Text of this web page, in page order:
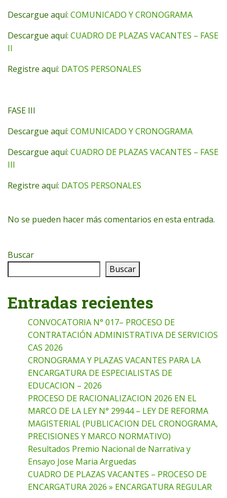
Descargue aquí: COMUNICADO Y CRONOGRAMA
Descargue aquí: CUADRO DE PLAZAS VACANTES – FASE
II
Registre aquí: DATOS PERSONALES
FASE III
Descargue aquí: COMUNICADO Y CRONOGRAMA
Descargue aquí: CUADRO DE PLAZAS VACANTES – FASE
III
Registre aquí: DATOS PERSONALES
No se pueden hacer más comentarios en esta entrada.
Buscar
Buscar
Entradas recientes
CONVOCATORIA N° 017– PROCESO DE
CONTRATACIÓN ADMINISTRATIVA DE SERVICIOS
CAS 2026
CRONOGRAMA Y PLAZAS VACANTES PARA LA
ENCARGATURA DE ESPECIALISTAS DE
EDUCACION – 2026
PROCESO DE RACIONALIZACION 2026 EN EL
MARCO DE LA LEY N° 29944 – LEY DE REFORMA
MAGISTERIAL (PUBLICACION DEL CRONOGRAMA,
PRECISIONES Y MARCO NORMATIVO)
Resultados Premio Nacional de Narrativa y
Ensayo Jose Maria Arguedas
CUADRO DE PLAZAS VACANTES – PROCESO DE
ENCARGATURA 2026 » ENCARGATURA REGULAR